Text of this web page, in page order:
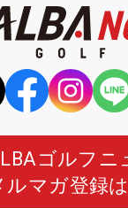
ゴルフニ
ルマガ登録